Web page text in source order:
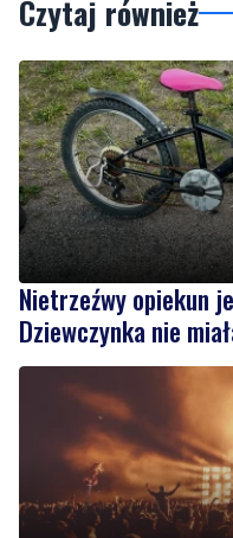
Nietrzeźwy opiekun
Dziewczynka nie
Weekend pełen